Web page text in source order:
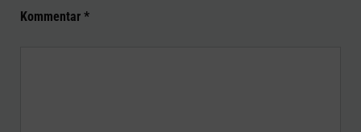
Kommentar *